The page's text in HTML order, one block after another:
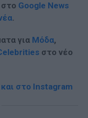
Google News
.
για Μόδα,
στο νέο
στο Instagram